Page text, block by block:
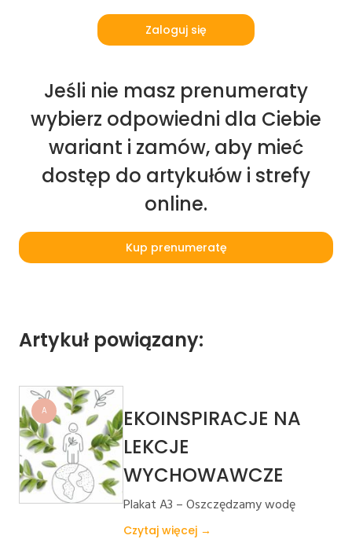
Zaloguj się
Jeśli nie masz prenumeraty
wybierz odpowiedni dla Ciebie
wariant i zamów, aby mieć
dostęp do artykułów i strefy
online.
Kup prenumeratę
Artykuł powiązany:
A
EKOINSPIRACJE NA
LEKCJE
WYCHOWAWCZE
Plakat A3 – Oszczędzamy wodę
Czytaj więcej →